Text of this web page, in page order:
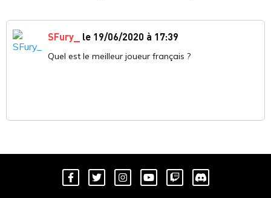
SFury_ le 19/06/2020 à 17:39
Quel est le meilleur joueur français ?